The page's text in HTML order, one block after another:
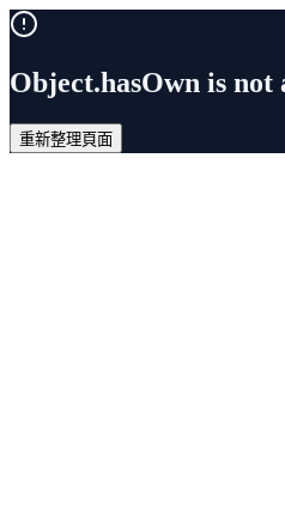
Object.hasOwn is not
重新整理頁面